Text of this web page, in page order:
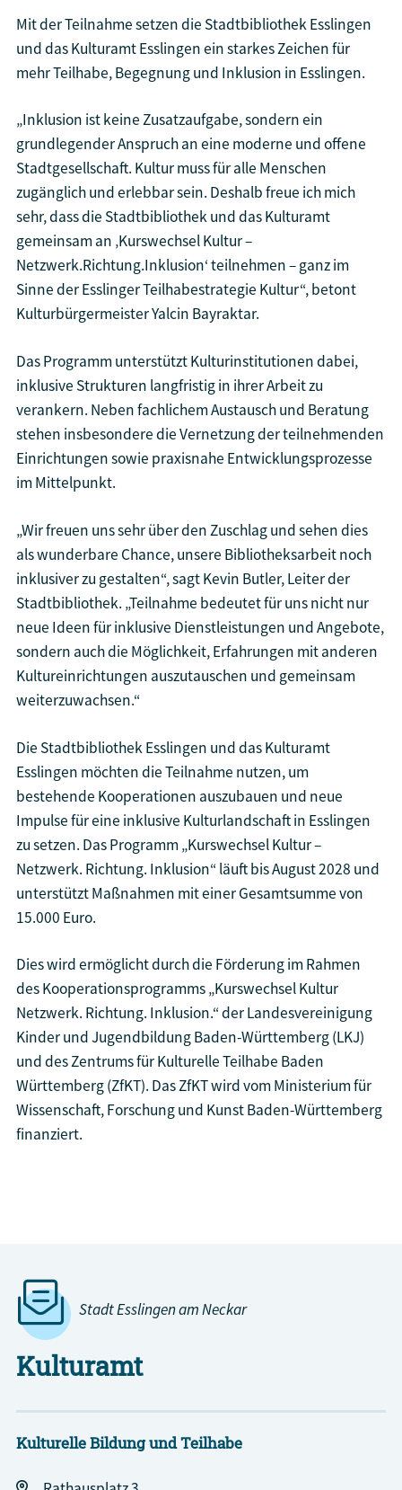
Mit der Teilnahme setzen die Stadtbibliothek Esslingen
und das Kulturamt Esslingen ein starkes Zeichen für
mehr Teilhabe, Begegnung und Inklusion in Esslingen.
„Inklusion ist keine Zusatzaufgabe, sondern ein
grundlegender Anspruch an eine moderne und offene
Stadtgesellschaft. Kultur muss für alle Menschen
zugänglich und erlebbar sein. Deshalb freue ich mich
sehr, dass die Stadtbibliothek und das Kulturamt
gemeinsam an ‚Kurswechsel Kultur –
Netzwerk.Richtung.Inklusion‘ teilnehmen – ganz im
Sinne der Esslinger Teilhabestrategie Kultur“, betont
Kulturbürgermeister Yalcin Bayraktar.
Das Programm unterstützt Kulturinstitutionen dabei,
inklusive Strukturen langfristig in ihrer Arbeit zu
verankern. Neben fachlichem Austausch und Beratung
stehen insbesondere die Vernetzung der teilnehmenden
Einrichtungen sowie praxisnahe Entwicklungsprozesse
im Mittelpunkt.
„Wir freuen uns sehr über den Zuschlag und sehen dies
als wunderbare Chance, unsere Bibliotheksarbeit noch
inklusiver zu gestalten“, sagt Kevin Butler, Leiter der
Stadtbibliothek. „Teilnahme bedeutet für uns nicht nur
neue Ideen für inklusive Dienstleistungen und Angebote,
sondern auch die Möglichkeit, Erfahrungen mit anderen
Kultureinrichtungen auszutauschen und gemeinsam
weiterzuwachsen.“
Die Stadtbibliothek Esslingen und das Kulturamt
Esslingen möchten die Teilnahme nutzen, um
bestehende Kooperationen auszubauen und neue
Impulse für eine inklusive Kulturlandschaft in Esslingen
zu setzen. Das Programm „Kurswechsel Kultur –
Netzwerk. Richtung. Inklusion“ läuft bis August 2028 und
unterstützt Maßnahmen mit einer Gesamtsumme von
15.000 Euro.
Dies wird ermöglicht durch die Förderung im Rahmen
des Kooperationsprogramms „Kurswechsel Kultur
Netzwerk. Richtung. Inklusion.“ der Landesvereinigung
Kinder und Jugendbildung Baden-Württemberg (LKJ)
und des Zentrums für Kulturelle Teilhabe Baden
Württemberg (ZfKT). Das ZfKT wird vom Ministerium für
Wissenschaft, Forschung und Kunst Baden-Württemberg
finanziert.
Stadt Esslingen am Neckar
Kulturamt
Kulturelle Bildung und Teilhabe